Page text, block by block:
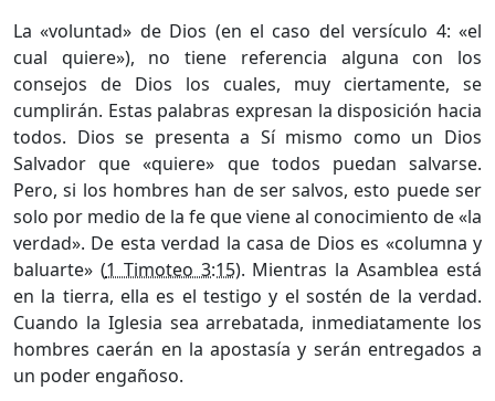
La «voluntad» de Dios (en el caso del versículo 4: «el
cual quiere»), no tiene referencia alguna con los
consejos de Dios los cuales, muy ciertamente, se
cumplirán. Estas palabras expresan la disposición hacia
todos. Dios se presenta a Sí mismo como un Dios
Salvador que «quiere» que todos puedan salvarse.
Pero, si los hombres han de ser salvos, esto puede ser
solo por medio de la fe que viene al conocimiento de «la
verdad». De esta verdad la casa de Dios es «columna y
baluarte» (1 Timoteo 3:15). Mientras la Asamblea está
en la tierra, ella es el testigo y el sostén de la verdad.
Cuando la Iglesia sea arrebatada, inmediatamente los
hombres caerán en la apostasía y serán entregados a
un poder engañoso.